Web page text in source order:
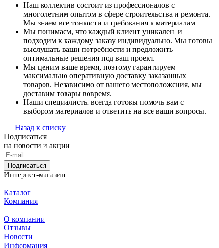
Наш коллектив состоит из профессионалов с
многолетним опытом в сфере строительства и ремонта.
Мы знаем все тонкости и требования к материалам.
Мы понимаем, что каждый клиент уникален, и
подходим к каждому заказу индивидуально. Мы готовы
выслушать ваши потребности и предложить
оптимальные решения под ваш проект.
Мы ценим ваше время, поэтому гарантируем
максимально оперативную доставку заказанных
товаров. Независимо от вашего местоположения, мы
доставим товары вовремя.
Наши специалисты всегда готовы помочь вам с
выбором материалов и ответить на все ваши вопросы.
Назад к списку
Подписаться
на новости и акции
Подписаться
Интернет-магазин
Каталог
Компания
О компании
Отзывы
Новости
Информация